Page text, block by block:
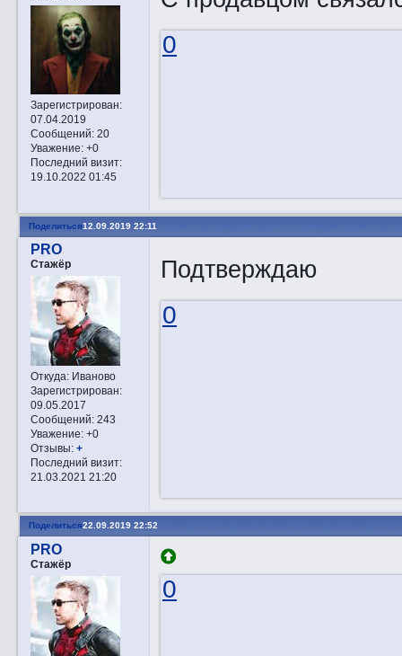
Зарегистрирован:
07.04.2019
Сообщений:20
Уважение: +0
Последний визит:
19.10.2022 01:45
0
Поделиться12.09.2019 22:11
PRO
Стажёр
Откуда:Иваново
Зарегистрирован:
09.05.2017
Сообщений:243
Уважение: +0
Отзывы: +
Последний визит:
21.03.2021 21:20
Подтверждаю
0
Поделиться22.09.2019 22:52
PRO
Стажёр
0